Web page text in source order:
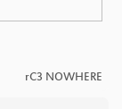
rC3 NOWHERE